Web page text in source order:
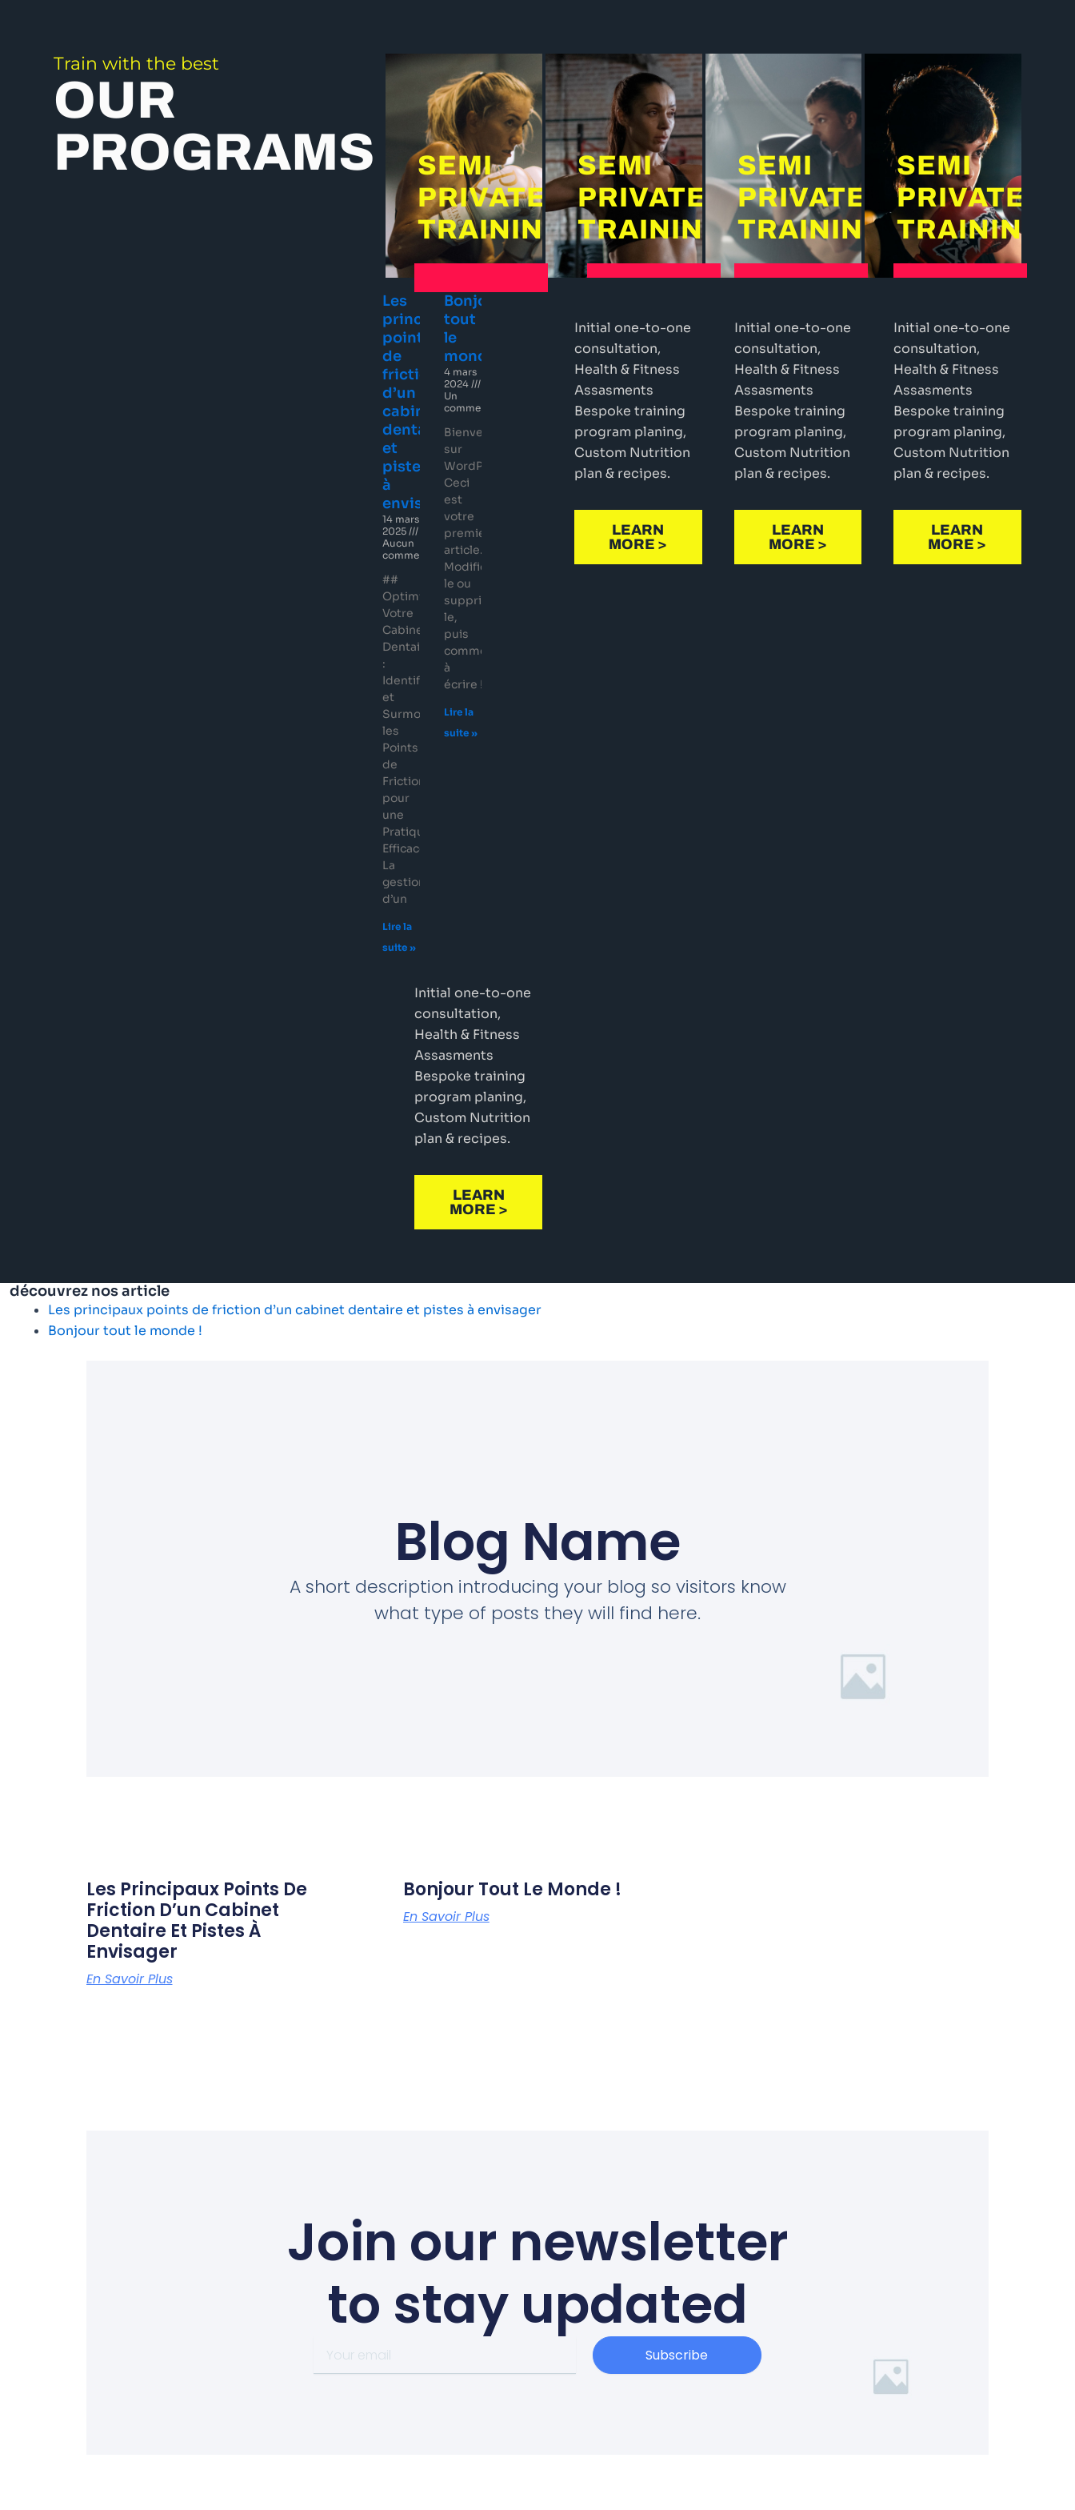
Train with the best
OUR
PROGRAMS
SEMI
PRIVATE
TRAINING
Les
principaux
points
de
friction
d’un
cabinet
dentaire
et
pistes
à
envisager
14 mars
2025
Aucun
commentaire
##
Optimisez
Votre
Cabinet
Dentaire
:
Identifiez
et
Surmontez
les
Points
de
Friction
pour
une
Pratique
Efficace
La
gestion
d’un
Lire la
suite »
Bonjour
tout
le
monde !
4 mars
2024
Un
commentaire
Bienvenue
sur
WordPress.
Ceci
est
votre
premier
article.
Modifiez-
le ou
supprimez-
le,
puis
commencez
à
écrire !
Lire la
suite »
Initial one-to-one
consultation,
Health & Fitness
Assasments
Bespoke training
program planing,
Custom Nutrition
plan & recipes.
LEARN
MORE >
SEMI
PRIVATE
TRAINING
Initial one-to-one
consultation,
Health & Fitness
Assasments
Bespoke training
program planing,
Custom Nutrition
plan & recipes.
LEARN
MORE >
SEMI
PRIVATE
TRAINING
Initial one-to-one
consultation,
Health & Fitness
Assasments
Bespoke training
program planing,
Custom Nutrition
plan & recipes.
LEARN
MORE >
SEMI
PRIVATE
TRAINING
Initial one-to-one
consultation,
Health & Fitness
Assasments
Bespoke training
program planing,
Custom Nutrition
plan & recipes.
LEARN
MORE >
découvrez nos article
Les principaux points de friction d’un cabinet dentaire et pistes à envisager
Bonjour tout le monde !
Blog Name
A short description introducing your blog so visitors know
what type of posts they will find here.
Les Principaux Points De
Friction D’un Cabinet
Dentaire Et Pistes À
Envisager
En Savoir Plus
Bonjour Tout Le Monde !
En Savoir Plus
Join our newsletter
to stay updated
email
Subscribe